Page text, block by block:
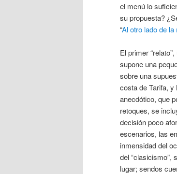
el menú lo
su propuesta?
“Al otro lado de la
El primer
supone una
sobre una
costa de Tarifa,
anecdótico, que
retoques, se
decisión poco
escenarios, las
inmensidad del
del “clasicismo”,
lugar; sendos